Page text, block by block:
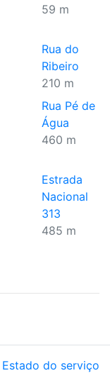
59 m
Rua do
Ribeiro
210 m
Rua Pé de
Água
460 m
Estrada
Nacional
313
485 m
Estado do serviço